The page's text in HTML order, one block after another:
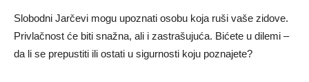
Slobodni Jarčevi mogu upoznati osobu koja ruši vaše zidove.
Privlačnost će biti snažna, ali i zastrašujuća. Bićete u dilemi –
da li se prepustiti ili ostati u sigurnosti koju poznajete?